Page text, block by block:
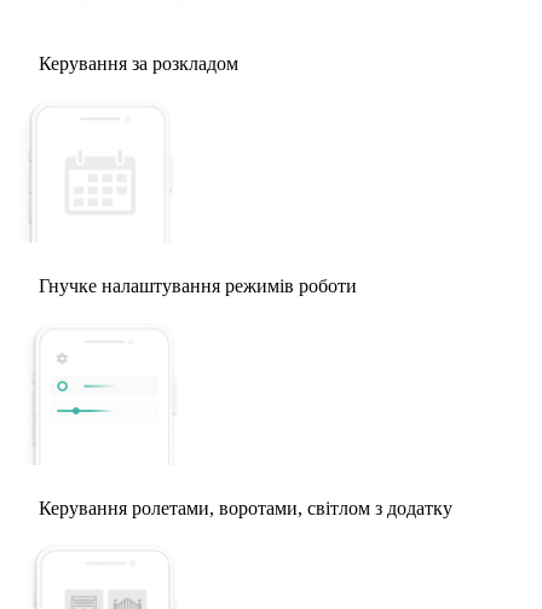
Керування за розкладом
Гнучке налаштування режимів роботи
Керування ролетами, воротами, світлом з додатку